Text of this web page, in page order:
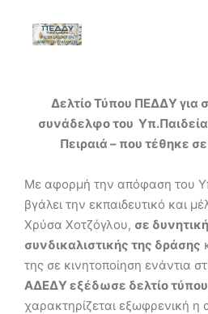
Δελτίο Τύπου ΠΕΔΔΥ για
συνάδελφο του
Πειραιά – που τέθηκε
Με αφορμή την απόφαση του
βγάλει την εκπαιδευτικό και
Χρύσα Χοτζόγλου, σε
συνδικαλιστικής της δράσης
της σε κινητοποίηση ενάντια
ΑΔΕΔΥ εξέδωσε δελτίο τύπου
χαρακτηρίζεται εξωφρενική